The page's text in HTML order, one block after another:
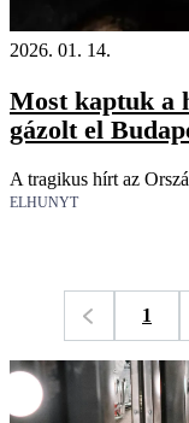
2026. 01. 14.
Most kaptuk a
gázolt el
A tragikus hírt az
ELHUNYT
1